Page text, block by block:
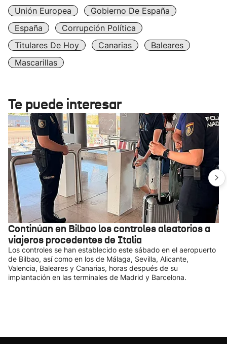
Unión Europea
Gobierno De España
España
Corrupción Política
Titulares De Hoy
Canarias
Baleares
Mascarillas
Te puede interesar
Continúan en Bilbao los controles aleatorios a
viajeros procedentes de Italia
Los controles se han establecido este sábado en el aeropuerto
de Bilbao, así como en los de Málaga, Sevilla, Alicante,
Valencia, Baleares y Canarias, horas después de su
implantación en las terminales de Madrid y Barcelona.